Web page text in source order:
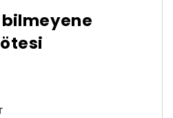
bilmeyene